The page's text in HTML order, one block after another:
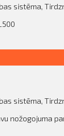
sistēma
sistēma
nožogojuma